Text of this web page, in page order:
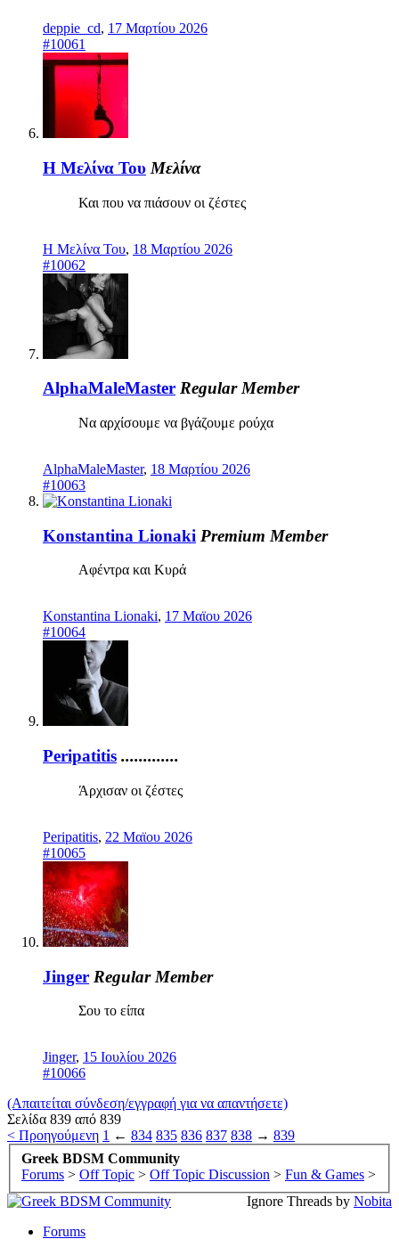
deppie_cd, 17 Μαρτίου 2026
#10061
Η Μελίνα Του Μελίνα
Και που να πιάσουν οι ζέστες
Η Μελίνα Του, 18 Μαρτίου 2026
#10062
AlphaMaleMaster Regular Member
Να αρχίσουμε να βγάζουμε ρούχα
AlphaMaleMaster, 18 Μαρτίου 2026
#10063
Konstantina Lionaki Premium Member
Αφέντρα και Κυρά
Konstantina Lionaki, 17 Μαϊου 2026
#10064
Peripatitis .............
Άρχισαν οι ζέστες
Peripatitis, 22 Μαϊου 2026
#10065
Jinger Regular Member
Σου το είπα
Jinger, 15 Ιουλίου 2026
#10066
(Απαιτείται σύνδεση/εγγραφή για να απαντήσετε)
Σελίδα 839 από 839
< Προηγούμενη 1 ← 834 835 836 837 838 → 839
Greek BDSM Community
Forums > Off Topic > Off Topic Discussion > Fun & Games >
Ignore Threads by Nobita
Forums